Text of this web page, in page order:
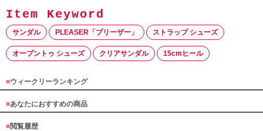
サンダル PLEASER「プリーザー」 ストラップ シューズ
オープントゥ シューズ クリアサンダル 15cmヒール
■ウィークリーランキング
■あなたにおすすめの商品
■閲覧履歴